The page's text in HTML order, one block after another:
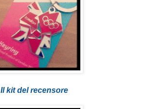
Il kit del recensore